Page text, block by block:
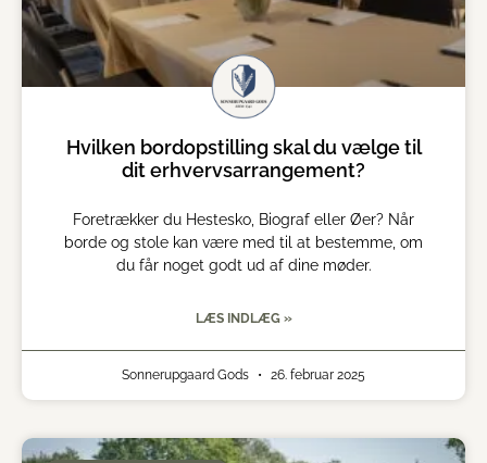
Hvilken bordopstilling skal du vælge til
dit erhvervsarrangement?
Foretrækker du Hestesko, Biograf eller Øer? Når
borde og stole kan være med til at bestemme, om
du får noget godt ud af dine møder.
LÆS INDLÆG »
Sonnerupgaard Gods 26. februar 2025